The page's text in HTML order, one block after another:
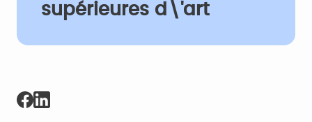
supérieures d\'art